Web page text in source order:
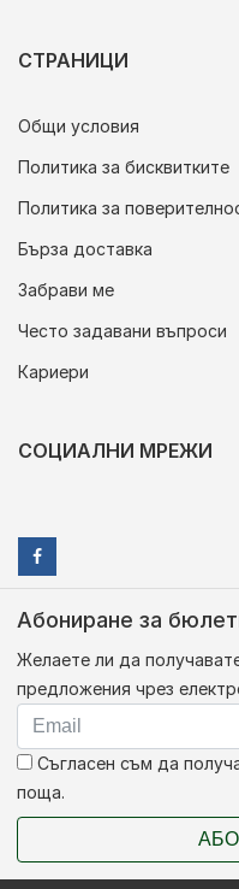
СТРАНИЦИ
Общи условия
Политика за бисквитките
Политика за
Бърза доставка
Забрави ме
Често задавани въпроси
Кариери
СОЦИАЛНИ МРЕЖИ
Абониране за
Желаете ли да
предложения чрез
Съгласен съм да
поща.